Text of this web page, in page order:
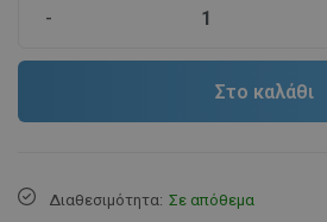
-
Στο καλάθι
Διαθεσιμότητα: Σε απόθεμα